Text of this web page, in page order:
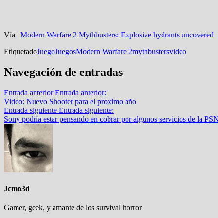
Vía | Modern Warfare 2 Mythbusters: Explosive hydrants uncovered
EtiquetadoJuegoJuegosModern Warfare 2mythbustersvideo
Navegación de entradas
Entrada anterior Entrada anterior:
Video: Nuevo Shooter para el proximo año
Entrada siguiente Entrada siguiente:
Sony podría estar pensando en cobrar por algunos servicios de la
Jcmo3d
Gamer, geek, y amante de los survival horror